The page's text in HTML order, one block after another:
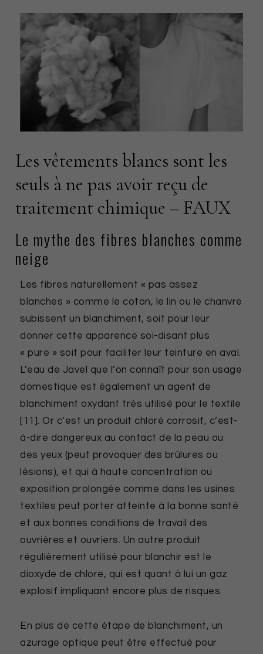
Les vêtements blancs sont les
seuls à ne pas avoir reçu de
traitement chimique – FAUX
Le mythe des fibres blanches comme
neige
Les fibres naturellement « pas assez
blanches » comme le coton, le lin ou le chanvre
subissent un blanchiment, soit pour leur
donner cette apparence soi-disant plus
« pure » soit pour faciliter leur teinture en aval.
L’eau de Javel que l’on connaît pour son usage
domestique est également un agent de
blanchiment oxydant très utilisé pour le textile
[11]. Or c’est un produit chloré corrosif, c’est-
à-dire dangereux au contact de la peau ou
des yeux (peut provoquer des brûlures ou
lésions), et qui à haute concentration ou
exposition prolongée comme dans les usines
textiles peut porter atteinte à la bonne santé
et aux bonnes conditions de travail des
ouvrières et ouvriers. Un autre produit
régulièrement utilisé pour blanchir est le
dioxyde de chlore, qui est quant à lui un gaz
explosif impliquant encore plus de risques.
En plus de cette étape de blanchiment, un
azurage optique peut être effectué pour